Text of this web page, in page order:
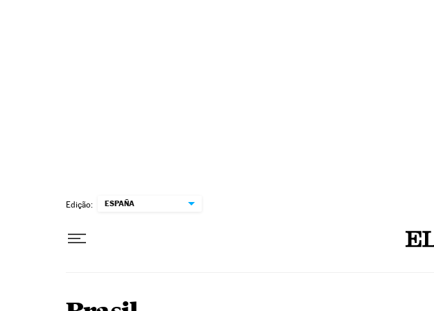
Edição: ESPAÑA